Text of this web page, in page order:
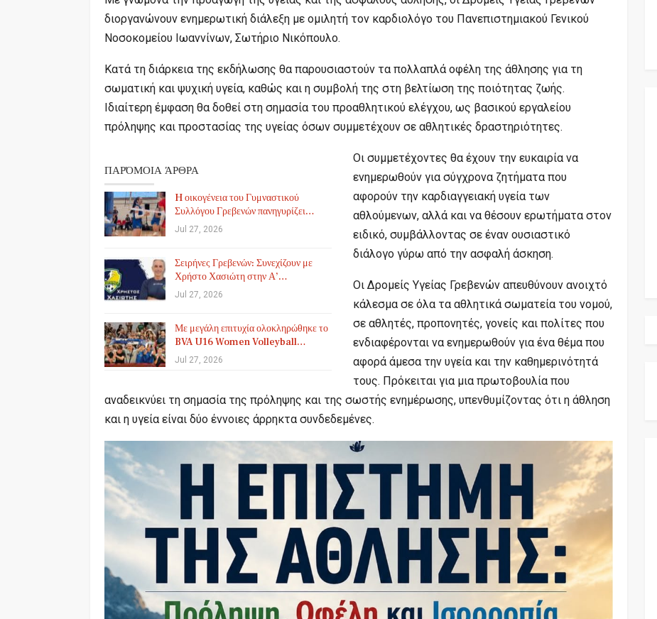
διοργανώνουν ενημερωτική διάλεξη με ομιλητή τον καρδιολόγο του Πανεπιστημιακού Γενικού
Νοσοκομείου Ιωαννίνων, Σωτήριο Νικόπουλο.
Κατά τη διάρκεια της εκδήλωσης θα παρουσιαστούν τα πολλαπλά οφέλη της άθλησης για τη
σωματική και ψυχική υγεία, καθώς και η συμβολή της στη βελτίωση της ποιότητας ζωής.
Ιδιαίτερη έμφαση θα δοθεί στη σημασία του προαθλητικού ελέγχου, ως βασικού εργαλείου
πρόληψης και προστασίας της υγείας όσων συμμετέχουν σε αθλητικές δραστηριότητες.
ΠΑΡΌΜΟΙΑ ΆΡΘΡΑ
H οικογένεια του Γυμναστικού
Συλλόγου Γρεβενών πανηγυρίζει…
Jul 27, 2026
Σειρήνες Γρεβενών: Συνεχίζουν με
Χρήστο Χασιώτη στην Α’…
Jul 27, 2026
Με μεγάλη επιτυχία ολοκληρώθηκε το
BVA U16 Women Volleyball…
Jul 27, 2026
Οι συμμετέχοντες θα έχουν την ευκαιρία να
ενημερωθούν για σύγχρονα ζητήματα που
αφορούν την καρδιαγγειακή υγεία των
αθλούμενων, αλλά και να θέσουν ερωτήματα στον
ειδικό, συμβάλλοντας σε έναν ουσιαστικό
διάλογο γύρω από την ασφαλή άσκηση.
Οι Δρομείς Υγείας Γρεβενών απευθύνουν ανοιχτό
κάλεσμα σε όλα τα αθλητικά σωματεία του νομού,
σε αθλητές, προπονητές, γονείς και πολίτες που
ενδιαφέρονται να ενημερωθούν για ένα θέμα που
αφορά άμεσα την υγεία και την καθημερινότητά
τους. Πρόκειται για μια πρωτοβουλία που
αναδεικνύει τη σημασία της πρόληψης και της σωστής ενημέρωσης, υπενθυμίζοντας ότι η άθληση
και η υγεία είναι δύο έννοιες άρρηκτα συνδεδεμένες.